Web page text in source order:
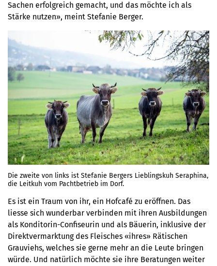
Sachen erfolgreich gemacht, und das möchte ich als
Stärke nutzen», meint Stefanie Berger.
Die zweite von links ist Stefanie Bergers Lieblingskuh Seraphina,
die Leitkuh vom Pachtbetrieb im Dorf.
Es ist ein Traum von ihr, ein Hofcafé zu eröffnen. Das
liesse sich wunderbar verbinden mit ihren Ausbildungen
als Konditorin-Confiseurin und als Bäuerin, inklusive der
Direktvermarktung des Fleisches «ihres» Rätischen
Grauviehs, welches sie gerne mehr an die Leute bringen
würde. Und natürlich möchte sie ihre Beratungen weiter